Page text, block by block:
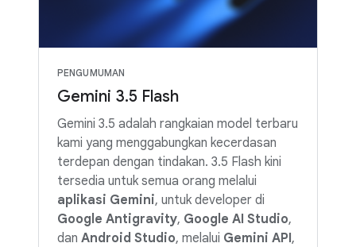
PENGUMUMAN
Gemini 3.5 Flash
Gemini 3.5 adalah rangkaian model terbaru
kami yang menggabungkan kecerdasan
terdepan dengan tindakan. 3.5 Flash kini
tersedia untuk semua orang melalui
aplikasi Gemini, untuk developer di
Google Antigravity, Google AI Studio,
dan Android Studio, melalui Gemini API,